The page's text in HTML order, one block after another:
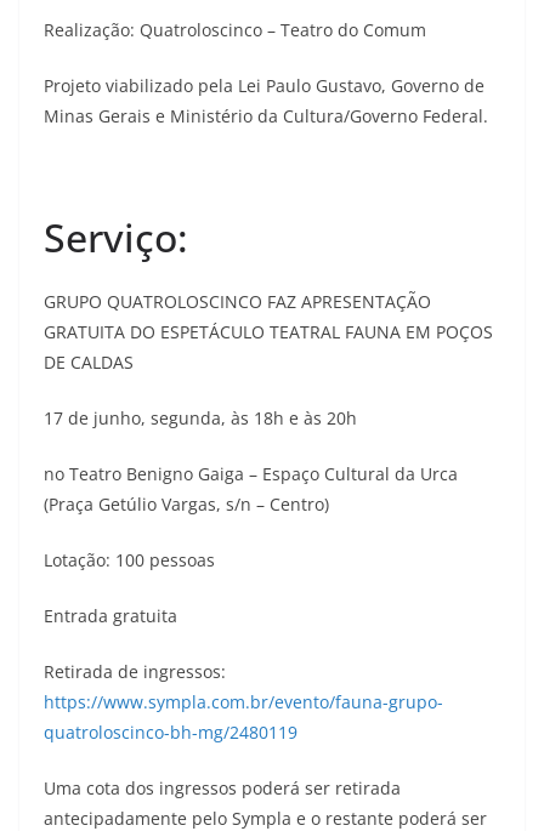
Realização: Quatroloscinco – Teatro do Comum
Projeto viabilizado pela Lei Paulo Gustavo, Governo de
Minas Gerais e Ministério da Cultura/Governo Federal.
Serviço:
GRUPO QUATROLOSCINCO FAZ APRESENTAÇÃO
GRATUITA DO ESPETÁCULO TEATRAL FAUNA EM POÇOS
DE CALDAS
17 de junho, segunda, às 18h e às 20h
no Teatro Benigno Gaiga – Espaço Cultural da Urca
(Praça Getúlio Vargas, s/n – Centro)
Lotação: 100 pessoas
Entrada gratuita
Retirada de ingressos:
https://www.sympla.com.br/evento/fauna-grupo-
quatroloscinco-bh-mg/2480119
Uma cota dos ingressos poderá ser retirada
antecipadamente pelo Sympla e o restante poderá ser